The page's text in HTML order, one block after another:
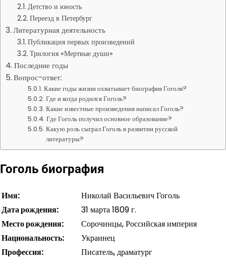
Детство и юность
Переезд в Петербург
Литературная деятельность
Публикация первых произведений
Трилогия «Мертвые души»
Последние годы
Вопрос-ответ:
Какие годы жизни охватывает биография Гоголя?
Где и когда родился Гоголь?
Какие известные произведения написал Гоголь?
Где Гоголь получил основное образование?
Какую роль сыграл Гоголь в развитии русской
литературы?
Гоголь биография
Имя:
Николай Васильевич Гоголь
Дата рождения:
31 марта 1809 г.
Место рождения:
Сорочинцы, Российская империя
Национальность:
Украинец
Профессия:
Писатель, драматург